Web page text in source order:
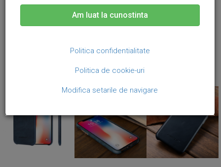
Am luat la cunostinta
Politica confidentialitate
Politica de cookie-uri
Modifica setarile de navigare